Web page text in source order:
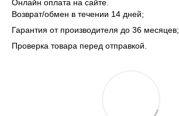
Онлайн оплата на сайте.
Возврат/обмен в течении 14 дней;
Гарантия от производителя до 36 месяцев;
Проверка товара перед отправкой.